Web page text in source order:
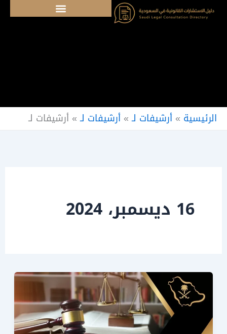
تخطي
الرئيسية »أرشيفات لـ»أرشيفات لـ» أرشيفات لـ
16 ديسمبر، 2024